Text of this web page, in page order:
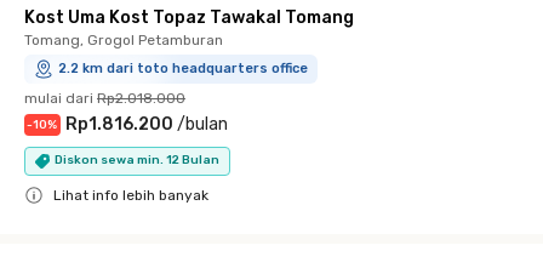
Kost Uma Kost Topaz Tawakal Tomang
Tomang, Grogol Petamburan
2.2 km dari toto headquarters office
mulai dari Rp2.018.000
-10% Rp1.816.200 /bulan
Diskon sewa min. 12 Bulan
Lihat info lebih banyak